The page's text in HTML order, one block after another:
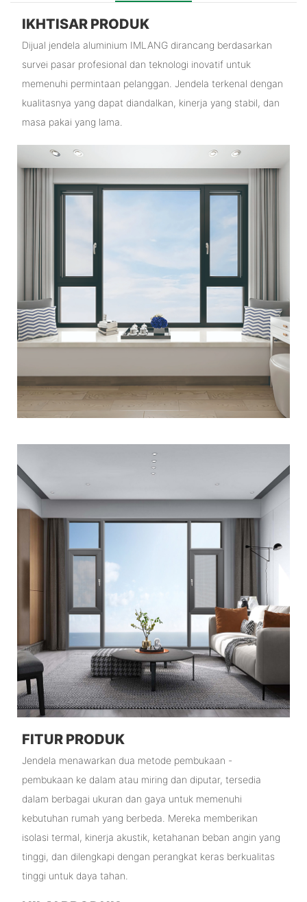
IKHTISAR PRODUK
Dijual jendela aluminium IMLANG dirancang berdasarkan
survei pasar profesional dan teknologi inovatif untuk
memenuhi permintaan pelanggan. Jendela terkenal dengan
kualitasnya yang dapat diandalkan, kinerja yang stabil, dan
masa pakai yang lama.
FITUR PRODUK
Jendela menawarkan dua metode pembukaan -
pembukaan ke dalam atau miring dan diputar, tersedia
dalam berbagai ukuran dan gaya untuk memenuhi
kebutuhan rumah yang berbeda. Mereka memberikan
isolasi termal, kinerja akustik, ketahanan beban angin yang
tinggi, dan dilengkapi dengan perangkat keras berkualitas
tinggi untuk daya tahan.